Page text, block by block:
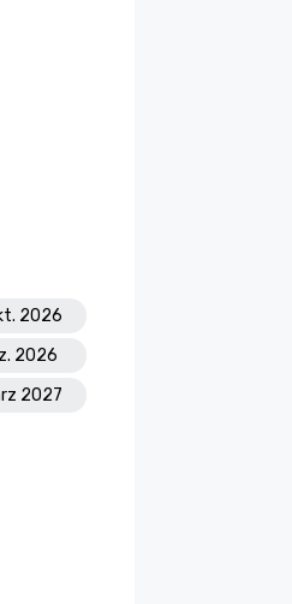
2026
2026
2027